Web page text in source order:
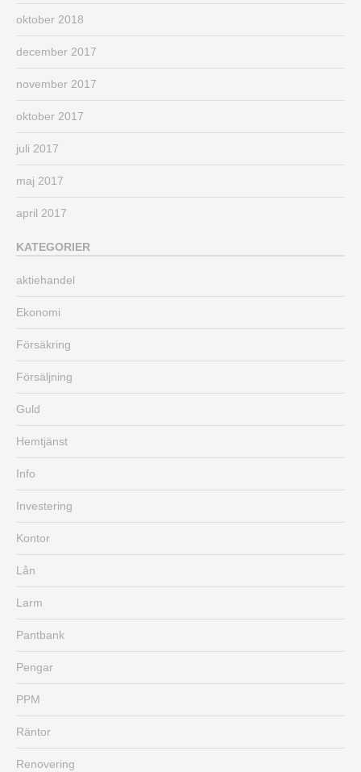
oktober 2018
december 2017
november 2017
oktober 2017
juli 2017
maj 2017
april 2017
KATEGORIER
aktiehandel
Ekonomi
Försäkring
Försäljning
Guld
Hemtjänst
Info
Investering
Kontor
Lån
Larm
Pantbank
Pengar
PPM
Räntor
Renovering